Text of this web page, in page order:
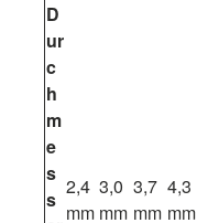
D
ur
c
h
m
e
s
s
2,4
mm
3,0
mm
3,7
mm
4,3
mm